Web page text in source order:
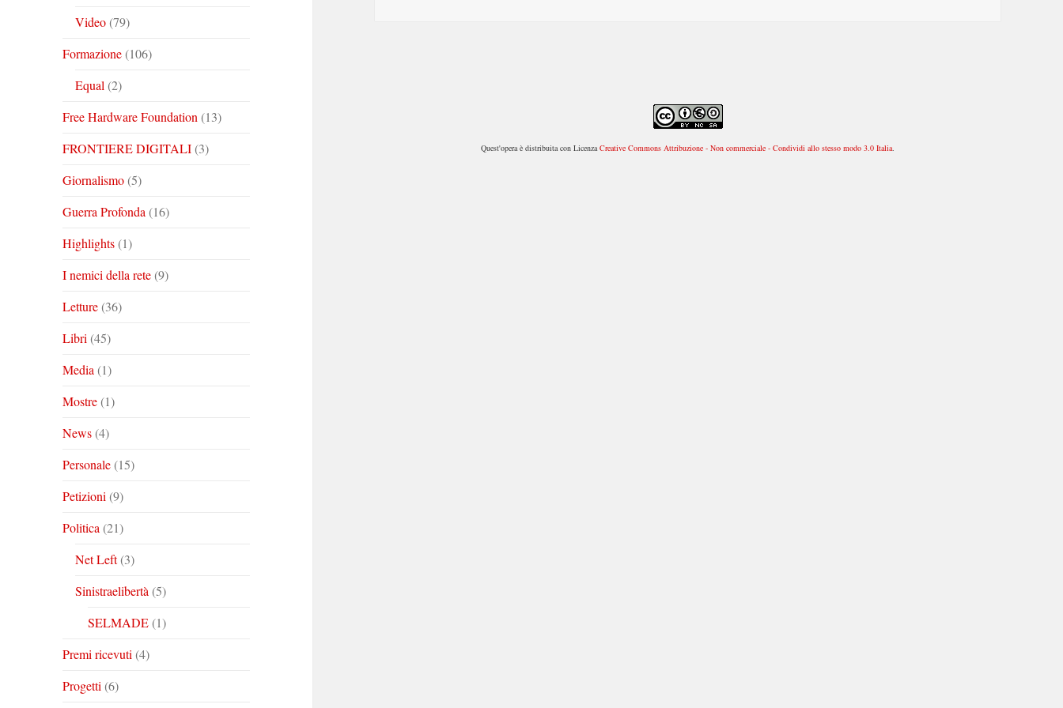
Video(79)
Formazione(106)
Equal (2)
Free Hardware Foundation (13)
FRONTIERE DIGITALI(3)
Giornalismo(5)
Guerra Profonda (16)
Highlights(1)
I nemici della rete(9)
Letture(36)
Libri (45)
Media (1)
Mostre(1)
News(4)
Personale(15)
Petizioni (9)
Politica (21)
Net Left(3)
Sinistraelibertà (5)
SELMADE(1)
Premi ricevuti (4)
Progetti (6)
Quest'opera è distribuita con LicenzaCreative Commons Attribuzione - Non commerciale - Condividi allo stesso modo 3.0 Italia.